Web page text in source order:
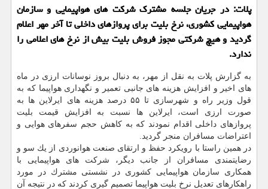
پلات: در جریان جلسه مشترك شركت های هواپیمایی و سازمان
هواپیمایی كشوری، نرخ بلیت برای پروازهای داخلی تا آخر مهر اعلام
گردید و هیچ شركتی مجوز فروش بلیت بیش از نرخ های اعلامی را
ندارد.
به گزارش پلات به نقل از مهر، به دنبال بروز نوسانات ارزی در ماه
های اخیر و افزایش هزینه های جانبی تعمیر و نگهداری هواپیما كه به
قول وزیر راه و شهرسازی تا ۵۵ درصد هزینه های ایرلاین ها به
صورت ارزی است، ایرلاین ها نسبت به افزایش قیمت بلیت
پروازهای داخلی اقدام نمودند كه به كاهش حجم سفرهای هوایی و
اعتراضات مسافران منجر گردید.
در همین راستا با رویكرد حفظ و ارتقای صنعت هوانوردی از یك سو و
رضایتمندی مسافران از جانب دیگر، شركت های هواپیمایی با
همكاری سازمان هواپیمایی كشوری در نشستی مشترك در مورد
راهكارهای تعدیل نرخ بلیت هواپیما تصمیم گیری كردند كه در نتیجه آن